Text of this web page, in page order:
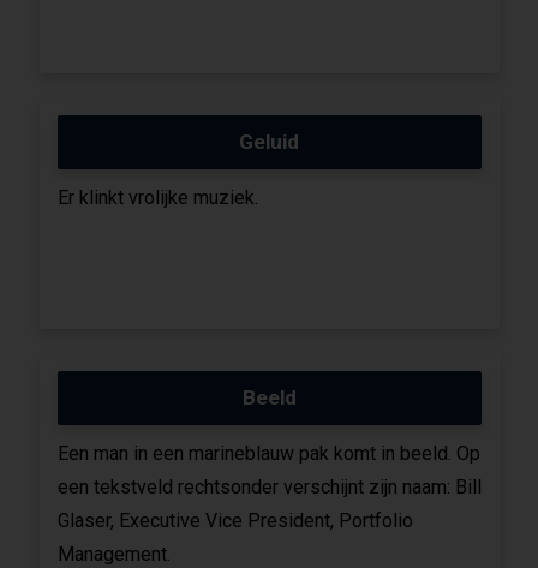
Geluid
Er klinkt vrolijke muziek.
Beeld
Een man in een marineblauw pak komt in beeld. Op
een tekstveld rechtsonder verschijnt zijn naam: Bill
Glaser, Executive Vice President, Portfolio
Management.